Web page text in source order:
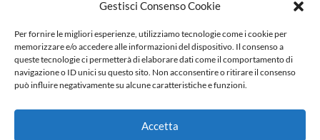
Gestisci Consenso Cookie
Per fornire le migliori esperienze, utilizziamo tecnologie come i cookie per
memorizzare e/o accedere alle informazioni del dispositivo. Il consenso a
queste tecnologie ci permetterà di elaborare dati come il comportamento di
navigazione o ID unici su questo sito. Non acconsentire o ritirare il consenso
può influire negativamente su alcune caratteristiche e funzioni.
Accetta